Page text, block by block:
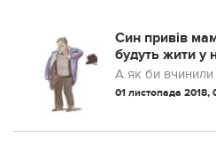
Син привів
будуть жити у
матері вразила
А як би вчинили
01 листопада 2018,